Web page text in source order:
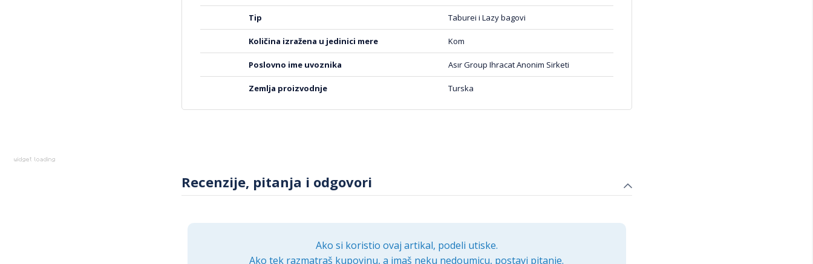
tip Taburei i Lazy bagovi
količina izražena u jedinici mere Kom
poslovno ime uvoznika Asır Group Ihracat Anonim Sirketi
zemlja proizvodnje Turska
Recenzije, pitanja i odgovori
Ako si koristio ovaj artikal, podeli utiske.
Ako tek razmatraš kupovinu, a imaš neku nedoumicu, postavi pitanje.